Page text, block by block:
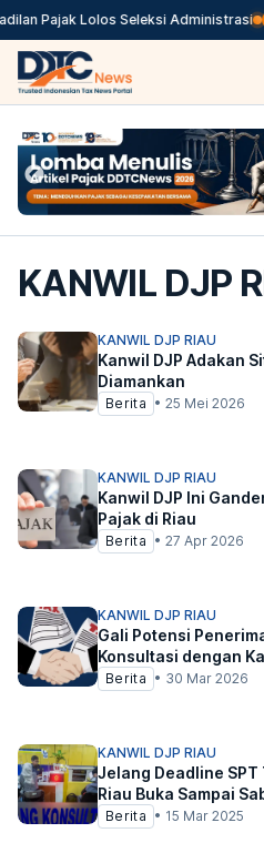
Pajak Lolos Seleksi Administrasi
KANWIL DJP
KANWIL DJP RIAU
Kanwil DJP Adakan
Diamankan
Berita • 25 Mei 2026
KANWIL DJP RIAU
Kanwil DJP Ini
Pajak di Riau
Berita • 27 Apr 2026
KANWIL DJP RIAU
Gali Potensi
Konsultasi dengan
Berita • 30 Mar 2026
KANWIL DJP RIAU
Jelang Deadline
Riau Buka Sampai
Berita • 15 Mar 2025